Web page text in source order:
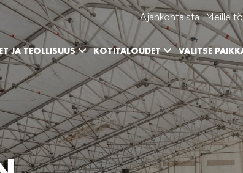
Ajankohtaista Meille
JA TEOLLISUUS KOTITALOUDET VALITSE